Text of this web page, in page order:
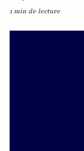
1 min de lecture